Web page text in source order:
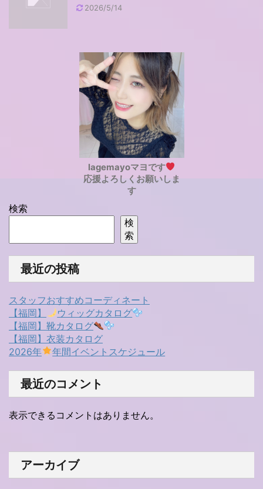
2026/5/14
lagemayoマヨです
応援よろしくお願いしま
す
検索
検
索
最近の投稿
スタッフおすすめコーディネート
【福岡】
ウィッグカタログ
【福岡】靴カタログ
【福岡】衣装カタログ
2026年
年間イベントスケジュール
最近のコメント
表示できるコメントはありません。
アーカイブ